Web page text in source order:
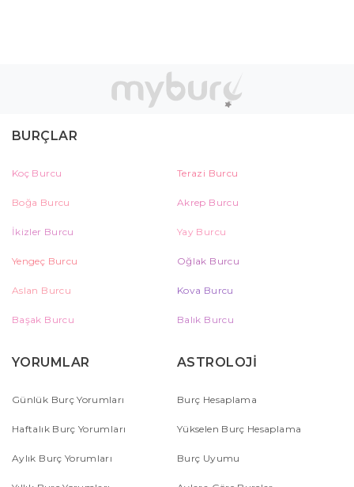
BURÇLAR
Koç Burcu Terazi Burcu
Boğa Burcu Akrep Burcu
İkizler Burcu Yay Burcu
Yengeç Burcu Oğlak Burcu
Aslan Burcu Kova Burcu
Başak Burcu Balık Burcu
YORUMLAR
Günlük Burç Yorumları
Haftalık Burç Yorumları
Aylık Burç Yorumları
ASTROLOJİ
Burç Hesaplama
Yükselen Burç Hesaplama
Burç Uyumu